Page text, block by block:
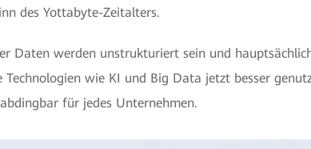
des Yottabyte-Zeitalters.
Daten werden unstrukturiert sein und
Technologien wie KI und Big Data jetzt besser
für jedes Unternehmen.